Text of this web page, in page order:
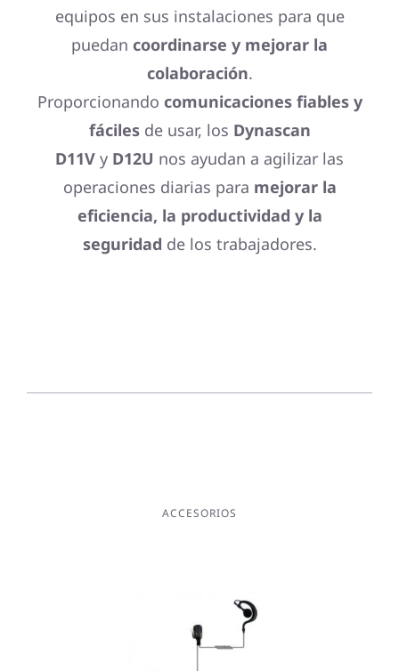
equipos en sus instalaciones para que
puedan coordinarse y mejorar la
colaboración.
Proporcionando comunicaciones fiables y
fácilesde usar, los Dynascan
D11V y D12U nos ayudan a agilizar las
operaciones diarias para mejorar la
eficiencia, la productividad y la
seguridad de los trabajadores.
ACCESORIOS